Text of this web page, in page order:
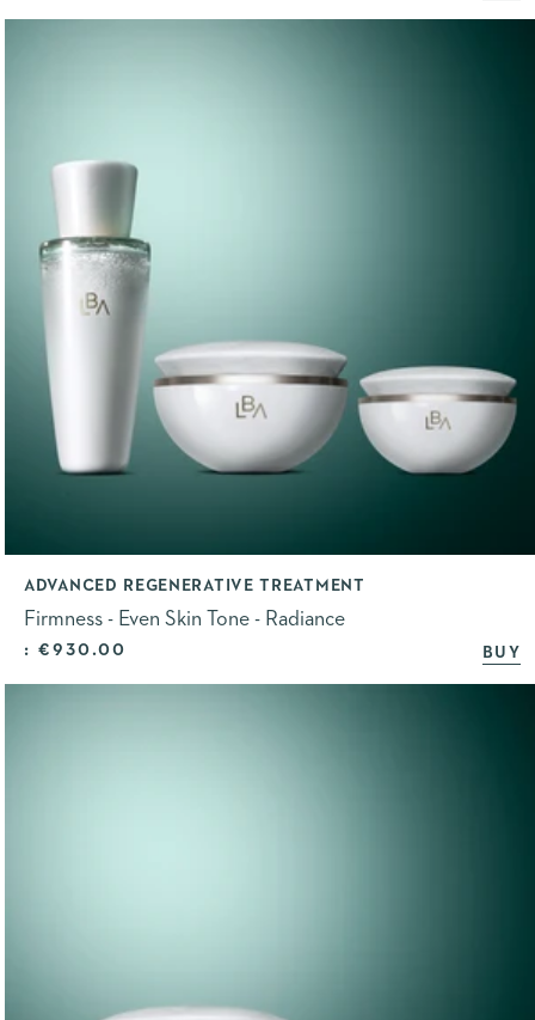
ADVANCED REGENERATIVE TREATMENT
Firmness - Even Skin Tone - Radiance
Selling price
: €930.00 BUY